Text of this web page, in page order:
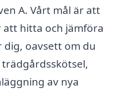
A. Vårt mål är att
hitta och jämföra
oavsett om du
av nya